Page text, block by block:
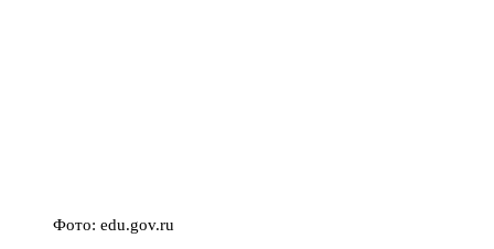
Фото: edu.gov.ru